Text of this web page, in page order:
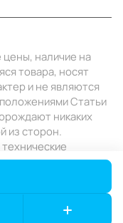
цены, наличие на
товара, носят
и не являются
Статьи
никаких
из сторон.
в день